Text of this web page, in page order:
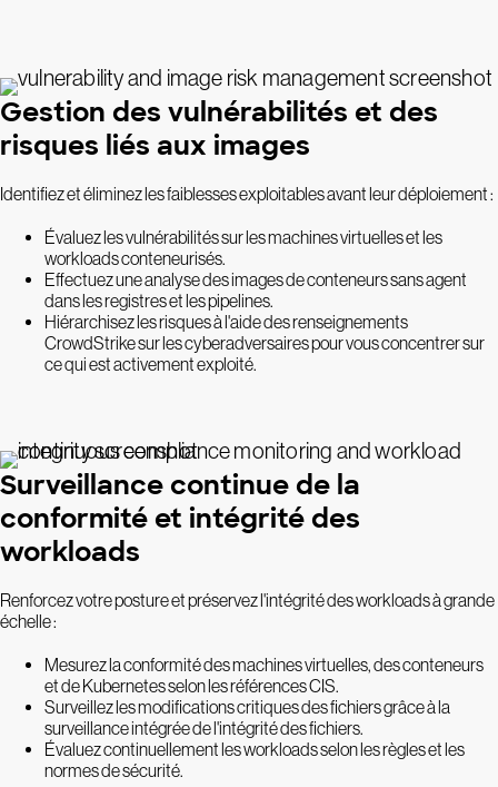
Gestion des vulnérabilités et des
risques liés aux images
Identifiez et éliminez les faiblesses exploitables avant leur déploiement :
Évaluez les vulnérabilités sur les machines virtuelles et les
workloads conteneurisés.
Effectuez une analyse des images de conteneurs sans agent
dans les registres et les pipelines.
Hiérarchisez les risques à l'aide des renseignements
CrowdStrike sur les cyberadversaires pour vous concentrer sur
ce qui est activement exploité.
Surveillance continue de la
conformité et intégrité des
workloads
Renforcez votre posture et préservez l'intégrité des workloads à grande
échelle :
Mesurez la conformité des machines virtuelles, des conteneurs
et de Kubernetes selon les références CIS.
Surveillez les modifications critiques des fichiers grâce à la
surveillance intégrée de l'intégrité des fichiers.
Évaluez continuellement les workloads selon les règles et les
normes de sécurité.